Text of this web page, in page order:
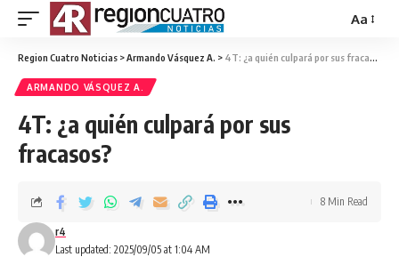
Aa
Region Cuatro Noticias >Armando Vásquez A. > 4T: ¿a quién culpará por sus fracasos?
ARMANDO VÁSQUEZ A.
4T: ¿a quién culpará por sus
fracasos?
Last updated: 2025/09/05 at 1:04 AM
r4
8 Min Read